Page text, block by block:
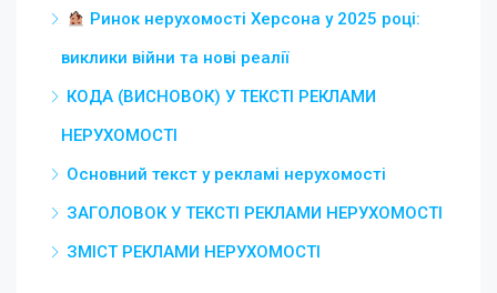
Ринок нерухомості Херсона у 2025 році:
виклики війни та нові реалії
КОДА (ВИСНОВОК) У ТЕКСТІ РЕКЛАМИ
НЕРУХОМОСТІ
Основний текст у рекламі нерухомості
ЗАГОЛОВОК У ТЕКСТІ РЕКЛАМИ НЕРУХОМОСТІ
ЗМІСТ РЕКЛАМИ НЕРУХОМОСТІ